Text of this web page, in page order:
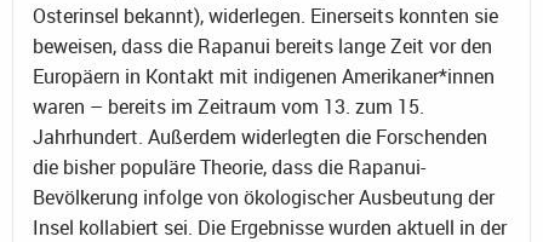
Osterinsel bekannt), widerlegen. Einerseits konnten sie
beweisen, dass die Rapanui bereits lange Zeit vor den
Europäern in Kontakt mit indigenen Amerikaner*innen
waren – bereits im Zeitraum vom 13. zum 15.
Jahrhundert. Außerdem widerlegten die Forschenden
die bisher populäre Theorie, dass die Rapanui-
Bevölkerung infolge von ökologischer Ausbeutung der
Insel kollabiert sei. Die Ergebnisse wurden aktuell in der